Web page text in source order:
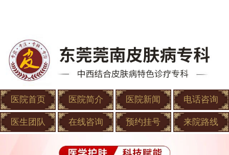
医院首页 医院简介 医院新闻 电话咨询
医生团队 在线咨询 预约挂号 来院路线